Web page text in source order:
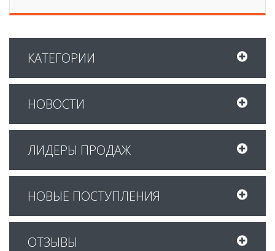
КАТЕГОРИИ
НОВОСТИ
ЛИДЕРЫ ПРОДАЖ
НОВЫЕ ПОСТУПЛЕНИЯ
ОТЗЫВЫ